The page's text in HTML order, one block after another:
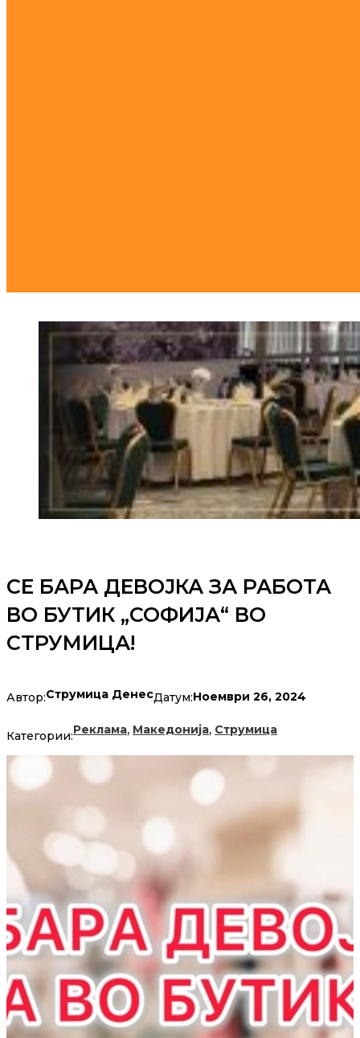
СЕ БАРА ДЕВОЈКА ЗА РАБОТА
ВО БУТИК „СОФИЈА“ ВО
СТРУМИЦА!
Автор:Струмица ДенесДатум:Ноември 26, 2024
Категории:Реклама, Македонија, Струмица